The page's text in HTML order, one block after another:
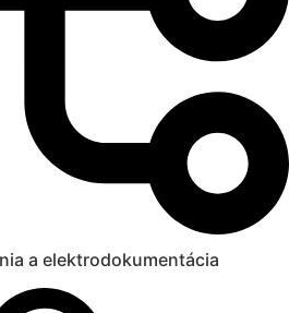
a elektrodokumentácia